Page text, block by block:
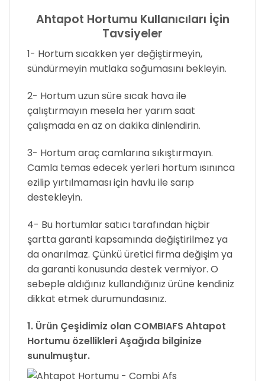
Ahtapot Hortumu Kullanıcıları İçin
Tavsiyeler
1- Hortum sıcakken yer değiştirmeyin,
sündürmeyin mutlaka soğumasını bekleyin.
2- Hortum uzun süre sıcak hava ile
çalıştırmayın mesela her yarım saat
çalışmada en az on dakika dinlendirin.
3- Hortum araç camlarına sıkıştırmayın.
Camla temas edecek yerleri hortum ısınınca
ezilip yırtılmaması için havlu ile sarıp
destekleyin.
4- Bu hortumlar satıcı tarafından hiçbir
şartta garanti kapsamında değiştirilmez ya
da onarılmaz. Çünkü üretici firma değişim ya
da garanti konusunda destek vermiyor. O
sebeple aldığınız kullandığınız ürüne kendiniz
dikkat etmek durumundasınız.
1. Ürün Çeşidimiz olan COMBIAFS Ahtapot
Hortumu özellikleri Aşağıda bilginize
sunulmuştur.